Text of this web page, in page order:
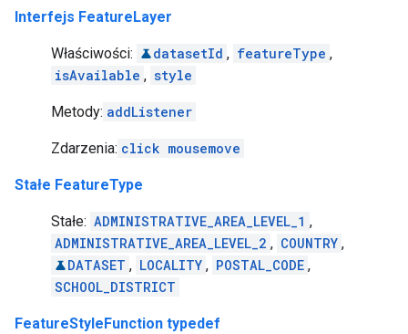
Interfejs FeatureLayer
Właściwości: datasetId , featureType ,
isAvailable , style
Metody: addListener
Zdarzenia: click mousemove
Stałe FeatureType
Stałe: ADMINISTRATIVE_AREA_LEVEL_1 ,
ADMINISTRATIVE_AREA_LEVEL_2 , COUNTRY ,
DATASET , LOCALITY , POSTAL_CODE ,
SCHOOL_DISTRICT
FeatureStyleFunction typedef